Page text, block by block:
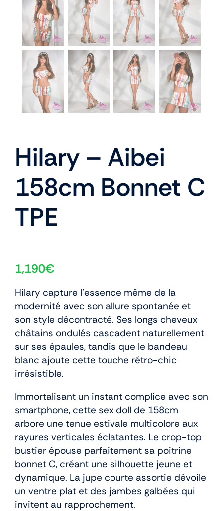
Hilary – Aibei
158cm Bonnet C
TPE
1,190€
Hilary capture l’essence même de la
modernité avec son allure spontanée et
son style décontracté. Ses longs cheveux
châtains ondulés cascadent naturellement
sur ses épaules, tandis que le bandeau
blanc ajoute cette touche rétro-chic
irrésistible.
Immortalisant un instant complice avec son
smartphone, cette sex doll de 158cm
arbore une tenue estivale multicolore aux
rayures verticales éclatantes. Le crop-top
bustier épouse parfaitement sa poitrine
bonnet C, créant une silhouette jeune et
dynamique. La jupe courte assortie dévoile
un ventre plat et des jambes galbées qui
invitent au rapprochement.